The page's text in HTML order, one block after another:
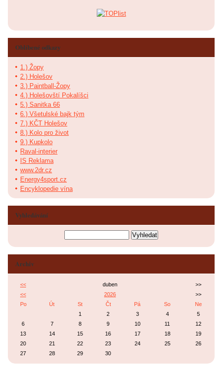
Oblíbené odkazy
1.) Žopy
2.) Holešov
3.) Paintball-Žopy
4.) Holešovští Pokalíšci
5.) Sanitka 66
6.) Všetulské bajk tým
7.) KČT Holešov
8.) Kolo pro život
9.) Kupkolo
Raval-interier
IS Reklama
www.2dr.cz
Energy4sport.cz
Encyklopedie vína
Vyhledávání
Archiv
<< duben
>>
<<
2026
>>
Po
Út St Čt Pá So
Ne
1
2 3 4
5
6
7 8 9 10 11
12
13
14 15 16 17 18
19
20
21 22 23 24 25
26
27
28 29 30